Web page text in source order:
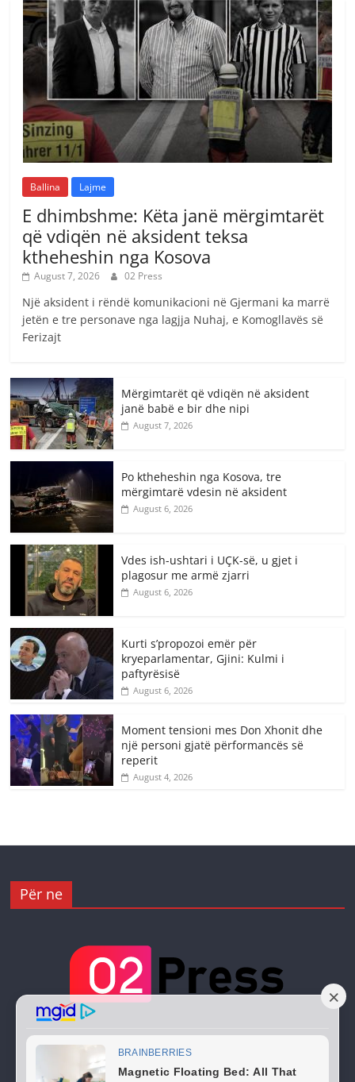
Ballina Lajme
E dhimbshme: Këta janë mërgimtarët
që vdiqën në aksident teksa
ktheheshin nga Kosova
August 7, 2026 02 Press
Një aksident i rëndë komunikacioni në Gjermani ka marrë
jetën e tre personave nga lagjja Nuhaj, e Komogllavës së
Ferizajt
Mërgimtarët që vdiqën në aksident
janë babë e bir dhe nipi
August 7, 2026
Po ktheheshin nga Kosova, tre
mërgimtarë vdesin në aksident
August 6, 2026
Vdes ish-ushtari i UÇK-së, u gjet i
plagosur me armë zjarri
August 6, 2026
Kurti s’propozoi emër për
kryeparlamentar, Gjini: Kulmi i
paftyrësisë
August 6, 2026
Moment tensioni mes Don Xhonit dhe
një personi gjatë përformancës së
reperit
August 4, 2026
Për ne